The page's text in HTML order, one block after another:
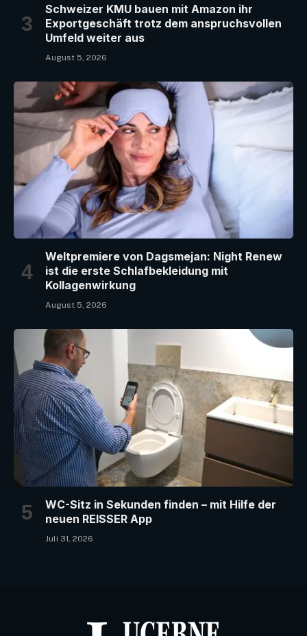
Schweizer KMU bauen mit Amazon ihr
Exportgeschäft trotz dem anspruchsvollen
Umfeld weiter aus
August 5, 2026
Weltpremiere von Dagsmejan: Night Renew
ist die erste Schlafbekleidung mit
Kollagenwirkung
August 5, 2026
WC-Sitz in Sekunden finden – mit Hilfe der
neuen REISSER App
Juli 31, 2026